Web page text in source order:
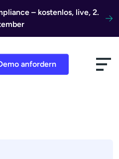
– kostenlos, live, 2.
anfordern